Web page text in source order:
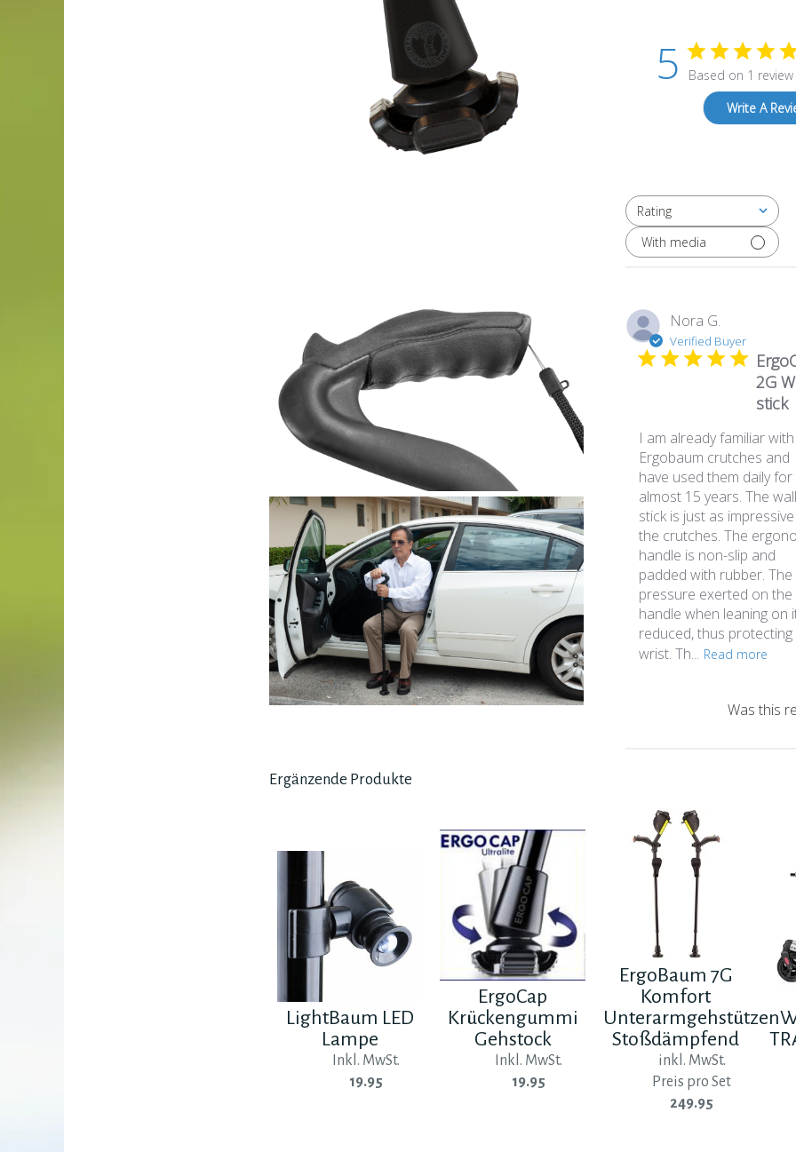
5
Based on 1 review
Write A
Rating
All ratings
With media
Nora G.
Verified Buyer
2G
stick
I am already familiar with
Ergobaum crutches and
have used them daily for
almost 15 years. The
stick is just as
the crutches. The
handle is non-slip and
padded with rubber. The
pressure exerted on the
handle when leaning on
reduced, thus
wrist. Th... Read more
Was this
Ergänzende Produkte
LightBaum LED
Lampe
Inkl. MwSt.
19.95
ErgoCap
Krückengummi
Gehstock
Inkl. MwSt.
19.95
ErgoBaum 7G
Komfort
Unterarmgehstützen
Stoßdämpfend
inkl. MwSt.
Preis pro Set
249.95